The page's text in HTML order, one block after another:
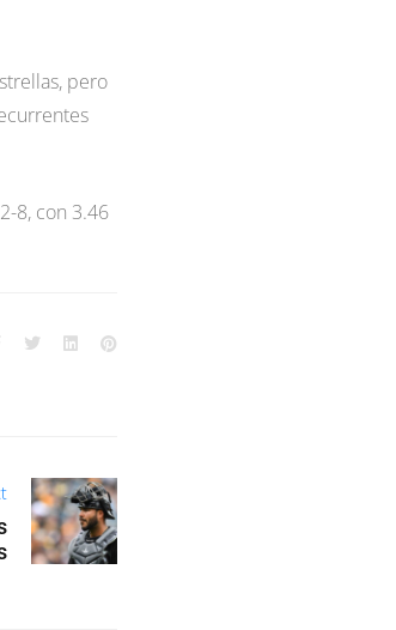
pero
8, con 3.46